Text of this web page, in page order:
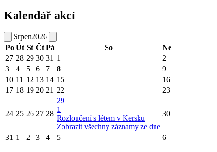
Kalendář akcí
Srpen2026
Po Út St Čt Pá So
Ne
27 28 29 30 31 1
2
3
4 5 6 7 8
9
10 11 12 13 14 15
16
17 18 19 20 21 22 23
24 25 26 27 28
29
1
Rozloučení s létem v Kersku
Zobrazit všechny záznamy ze dne
30
31 1 2 3 4 5 6